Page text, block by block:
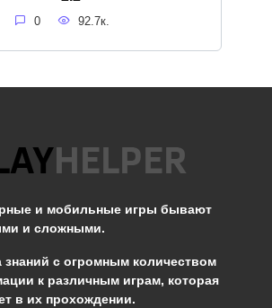
0 92.7к.
и мобильные игры бывают
и сложными.
знаний с огромным количеством
к различным играм, которая
в их прохождении.